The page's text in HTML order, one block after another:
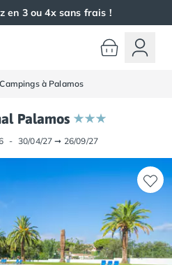
en 3 ou 4x sans frais !
Tayac-Sireuil
Campings à Palamos
Palamos
- 30/04/27 ➞ 26/09/27